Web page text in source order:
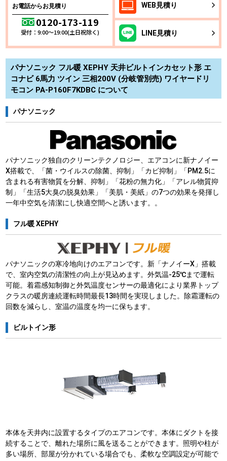
お電話からお見積り
0120-173-119
受付：9:00～19:00(土日祝除く)
WEB 見積り
LINE見積り
パナソニック フル暖 XEPHY 天井ビルトインカセット形 エ
コナビ 6馬力 ツイン 三相200V (分岐管別売) ワイヤードリ
モコン PA-P160F7KDBC について
パナソニック
パナソニック独自のクリーンテクノロジー、エアコンに新ナノイー
X搭載で、「菌・ウイルスの除菌、抑制」「カビ抑制」「PM2.5に
含まれる有害物質を分解、抑制」「花粉の無力化」「アレル物質抑
制」「生活5大臭の脱臭効果」「美肌・美紙」の7つの効果を発揮し
一年中空気を清潔にし快適空間へと誘います。。
フル暖 XEPHY
パナソニックの寒冷地向けのエアコンです。新「ナノイーX」搭載
で、室内空気の清潔性の向上が見込めます。外気温-25℃まで運転
可能。着霜感知制御と外気温度センサーの最適化により業界トップ
クラスの暖房連続運転時間最長13時間を実現しました。除霜運転の
回数を減らし、室温の温度を均一に保ちます。
ビルトイン形
本体を天井内に設置するタイプのエアコンです。本体にダクトを接
続することで、離れた場所に風を送ることができます。照明や柱が
多い場所、部屋が分かれている場合でも、柔軟な空調設定が可能で